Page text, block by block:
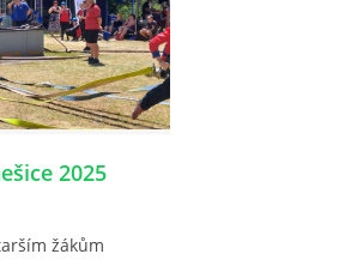
2025
žákům